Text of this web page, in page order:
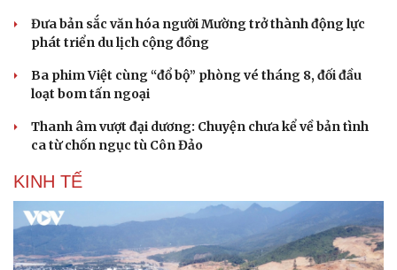
Đưa bản sắc văn hóa người Mường trở thành động lực
phát triển du lịch cộng đồng
Ba phim Việt cùng “đổ bộ” phòng vé tháng 8, đối đầu
loạt bom tấn ngoại
Thanh âm vượt đại dương: Chuyện chưa kể về bản tình
ca từ chốn ngục tù Côn Đảo
KINH TẾ